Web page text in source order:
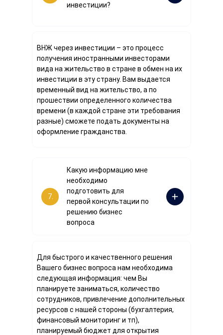
инвестиции?
ВНЖ через инвестиции – это процесс
получения иностранными инвесторами
вида на жительство в стране в обмен на их
инвестиции в эту страну. Вам выдается
временный вид на жительство, а по
прошествии определенного количества
времени (в каждой стране эти требования
разные) сможете подать документы на
оформление гражданства.
Какую информацию мне
необходимо
подготовить для
первой консультации по
решению бизнес
вопроса
7.
Для быстрого и качественного решения
Вашего бизнес вопроса нам необходима
следующая информация: чем Вы
планируете заниматься, количество
сотрудников, привлечение дополнительных
ресурсов с нашей стороны (бухгалтерия,
финансовый мониторинг и тп),
планируемый бюджет для открытия